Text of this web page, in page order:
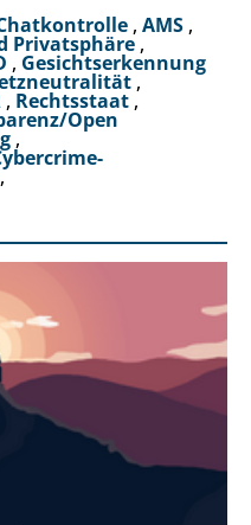
, AMS ,
Privatsphäre ,
, Gesichtserkennung
,
, Rechtsstaat ,
Open
,
,